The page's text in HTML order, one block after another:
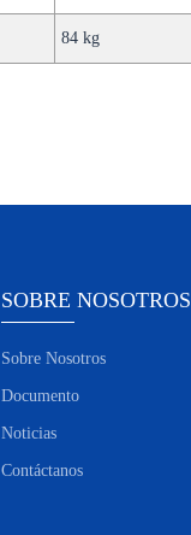
84 kg
SOBRE NOSOTROS
Sobre Nosotros
Documento
Noticias
Contáctanos